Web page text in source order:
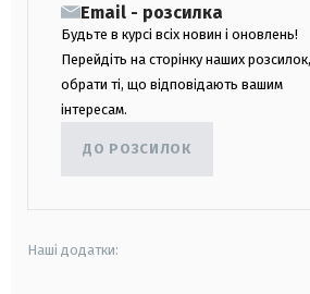
Email - розсилка
Будьте в курсі всіх новин і оновлень!
Перейдіть на сторінку наших
обрати ті, що відповідають вашим
інтересам.
ДО РОЗСИЛОК
Наші додатки: